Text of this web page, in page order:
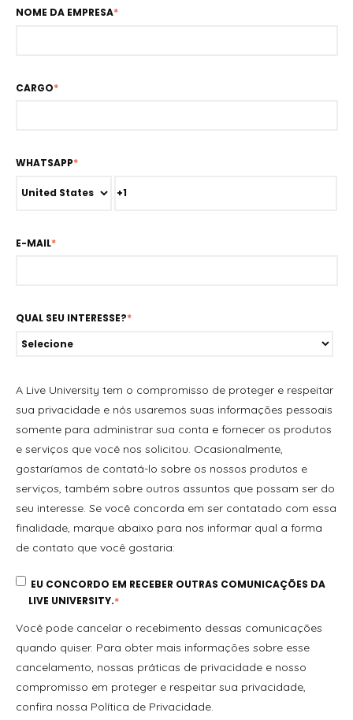
NOME DA EMPRESA*
CARGO*
WHATSAPP*
E-MAIL*
QUAL SEU INTERESSE?*
A Live University tem o compromisso de proteger e respeitar
sua privacidade e nós usaremos suas informações pessoais
somente para administrar sua conta e fornecer os produtos
e serviços que você nos solicitou. Ocasionalmente,
gostaríamos de contatá-lo sobre os nossos produtos e
serviços, também sobre outros assuntos que possam ser do
seu interesse. Se você concorda em ser contatado com essa
finalidade, marque abaixo para nos informar qual a forma
de contato que você gostaria:
EU CONCORDO EM RECEBER OUTRAS COMUNICAÇÕES DA
LIVE UNIVERSITY.*
Você pode cancelar o recebimento dessas comunicações
quando quiser. Para obter mais informações sobre esse
cancelamento, nossas práticas de privacidade e nosso
compromisso em proteger e respeitar sua privacidade,
confira nossa Política de Privacidade.